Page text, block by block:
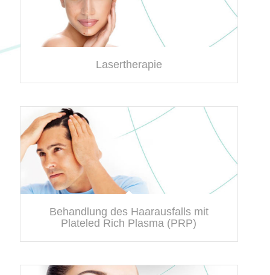
Lasertherapie
Behandlung des Haarausfalls mit
Plateled Rich Plasma (PRP)